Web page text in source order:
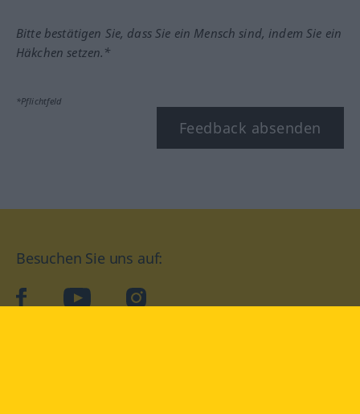
Bitte bestätigen Sie, dass Sie ein Mensch sind, indem Sie ein
Häkchen setzen.*
*Pflichtfeld
Feedback absenden
Besuchen Sie uns auf:
facebookYouTube Instagram